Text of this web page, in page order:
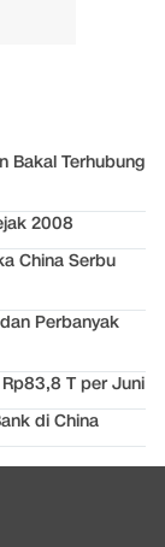
Bakal Terhubung
2008
China Serbu
Perbanyak
T per Juni
di China